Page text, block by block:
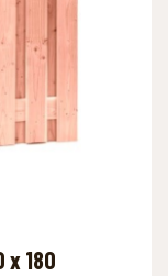
x 180